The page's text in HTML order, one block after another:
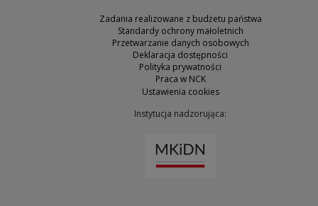
Zadania realizowane z budżetu państwa
Standardy ochrony małoletnich
Przetwarzanie danych osobowych
Deklaracja dostępności
Polityka prywatności
Praca w NCK
Ustawienia cookies
Instytucja nadzorująca: